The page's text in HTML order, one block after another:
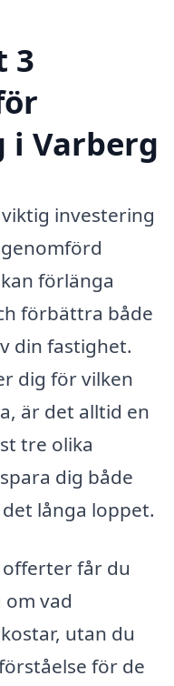
3
Varberg
investering
förlänga
förbättra både
din fastighet.
dig för vilken
är det alltid en
tre olika
dig både
långa loppet.
får du
vad
utan du
för de